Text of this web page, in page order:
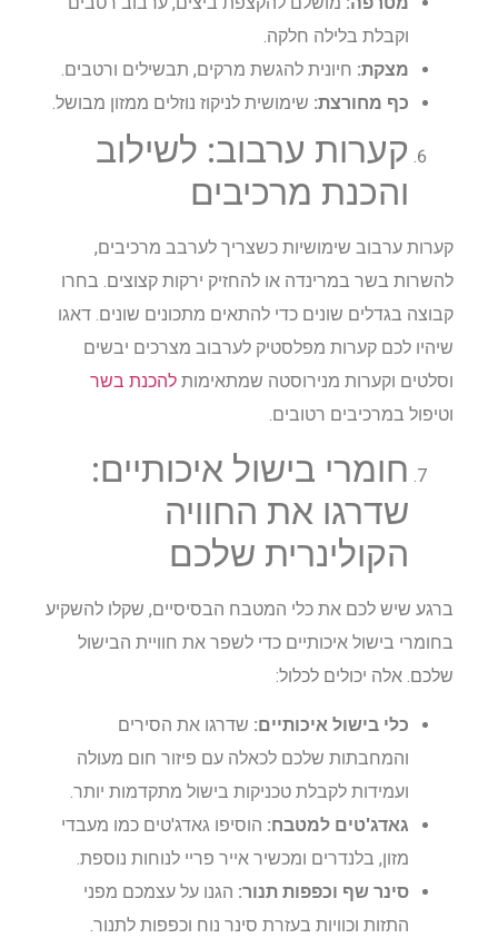
וקבלת בלילה חלקה.
מצקת:חיונית להגשת מרקים, תבשילים ורטבים.
כף מחורצת:שימושית לניקוז נוזלים ממזון מבושל.
קערות ערבוב: לשילוב
והכנת מרכיבים
קערות ערבוב שימושיות כשצריך לערבב מרכיבים,
להשרות בשר במרינדה או להחזיק ירקות קצוצים. בחרו
קבוצה בגדלים שונים כדי להתאים מתכונים שונים. דאגו
שיהיו לכם קערות מפלסטיק לערבוב מצרכים יבשים
וסלטים וקערות מנירוסטה שמתאימותלהכנת בשר
וטיפול במרכיבים רטובים.
חומרי בישול איכותיים:
שדרגו את החוויה
הקולינרית שלכם
ברגע שיש לכם את כלי המטבח הבסיסיים, שקלו להשקיע
בחומרי בישול איכותיים כדי לשפר את חוויית הבישול
שלכם. אלה יכולים לכלול:
כלי בישול איכותיים:שדרגו את הסירים
והמחבתות שלכם לכאלה עם פיזור חום מעולה
ועמידות לקבלת טכניקות בישול מתקדמות יותר.
גאדג'טים למטבח:הוסיפו גאדג'טים כמו מעבדי
מזון, בלנדרים ומכשיר אייר פריי לנוחות נוספת.
סינר שף וכפפות תנור:הגנו על עצמכם מפני
התזות וכוויות בעזרת סינר נוח וכפפות לתנור.